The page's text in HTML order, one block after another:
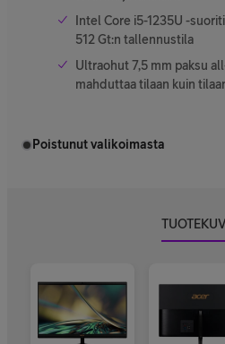
Intel Core i5-1235U -
512 Gt:n tallennustila
Ultraohut 7,5 mm paksu
mahduttaa tilaan kuin
Poistunut valikoimasta